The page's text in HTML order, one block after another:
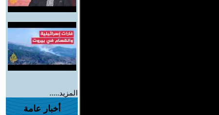
المزيد.....
أخبار عامة